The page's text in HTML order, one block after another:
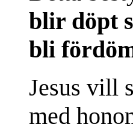
blir döpt
bli
Jesus vill
med